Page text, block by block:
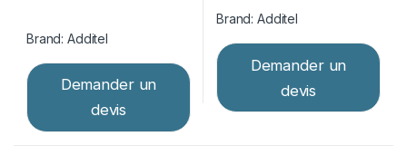
Brand:Additel
Demander un
devis
Brand:Additel
Demander un
devis